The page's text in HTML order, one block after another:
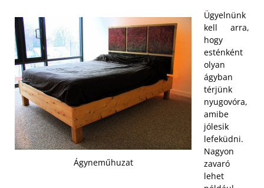
Ágyneműhuzat
Ügyelnünk
kell arra,
hogy
esténként
olyan
ágyban
térjünk
nyugovóra,
amibe
jólesik
lefeküdni.
Nagyon
zavaró
lehet